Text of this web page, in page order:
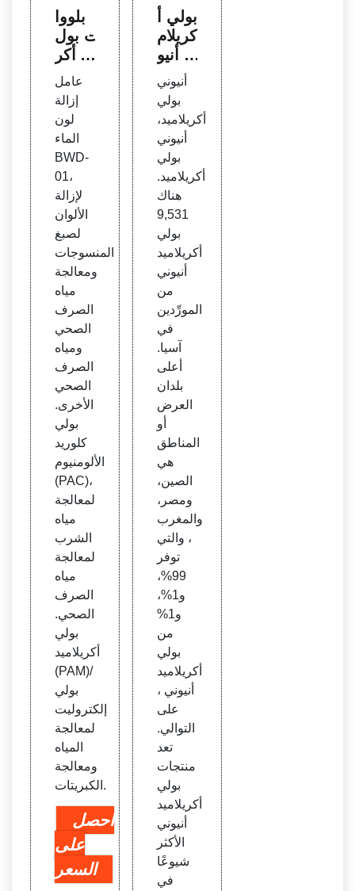
بلووا
ت بول
ي أكر
يلاميد
أنيوني
لمثبت
التربة
عامل
إزالة
لون
الماء
BWD-
01،
لإزالة
الألوان
لصبغ
المنسوجات
ومعالجة
مياه
الصرف
الصحي
ومياه
الصرف
الصحي
الأخرى.
بولي
كلوريد
الألومنيوم
(PAC)،
لمعالجة
مياه
الشرب
لمعالجة
مياه
الصرف
الصحي.
بولي
أكريلاميد
(PAM)/
بولي
إلكتروليت
لمعالجة
المياه
ومعالجة
الكبريتات.
احصل
على
السعر
بولي أ
كريلام
يد أنيو
مورد
معالج
ة المي
اه
أنيوني
بولي
أكريلاميد،
أنيوني
بولي
أكريلاميد.
هناك
9,531
بولي
أكريلاميد
أنيوني
من
المورِّدين
في
آسيا.
أعلى
بلدان
العرض
أو
المناطق
هي
الصين،
ومصر،
والمغرب
، والتي
توفر
99%،
و1%،
و1%
من
بولي
أكريلاميد
أنيوني ،
على
التوالي.
تعد
منتجات
بولي
أكريلاميد
أنيوني
الأكثر
شيوعًا
في